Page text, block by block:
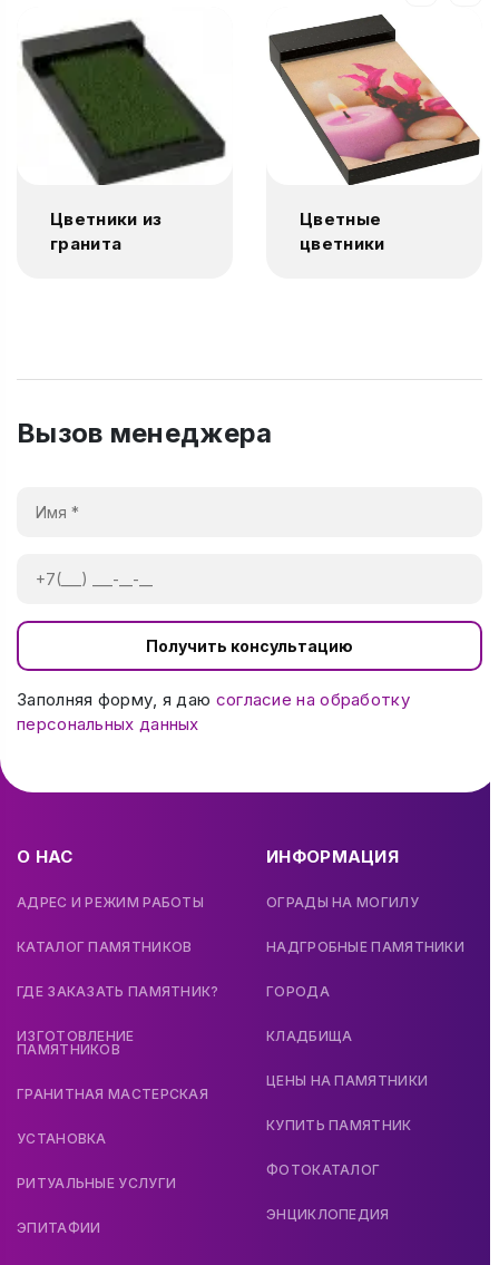
Цветники из
гранита
Цветные
цветники
Вызов менеджера
Получить консультацию
Заполняя форму, я даю согласие на обработку
персональных данных
О НАС
АДРЕС И РЕЖИМ РАБОТЫ
КАТАЛОГ ПАМЯТНИКОВ
ГДЕ ЗАКАЗАТЬ ПАМЯТНИК?
ИЗГОТОВЛЕНИЕ
ПАМЯТНИКОВ
ГРАНИТНАЯ МАСТЕРСКАЯ
УСТАНОВКА
РИТУАЛЬНЫЕ УСЛУГИ
ЭПИТАФИИ
ИНФОРМАЦИЯ
ОГРАДЫ НА МОГИЛУ
НАДГРОБНЫЕ ПАМЯТНИКИ
ГОРОДА
КЛАДБИЩА
ЦЕНЫ НА ПАМЯТНИКИ
КУПИТЬ ПАМЯТНИК
ФОТОКАТАЛОГ
ЭНЦИКЛОПЕДИЯ